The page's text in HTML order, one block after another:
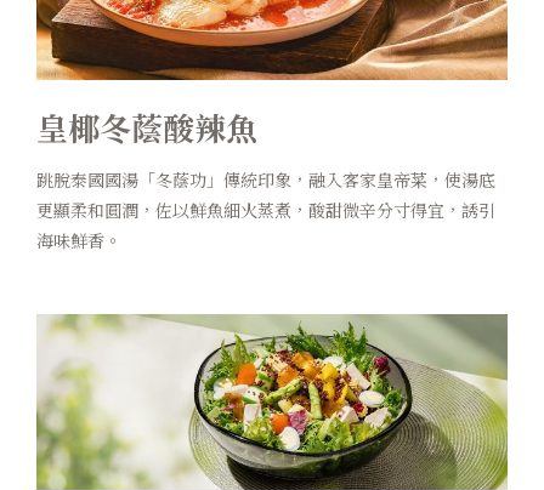
皇椰冬蔭酸辣魚
跳脫泰國國湯「冬蔭功」傳統印象，融入客家皇帝菜，使湯底
更顯柔和圓潤，佐以鮮魚細火蒸煮，酸甜微辛分寸得宜，誘引
海味鮮香。